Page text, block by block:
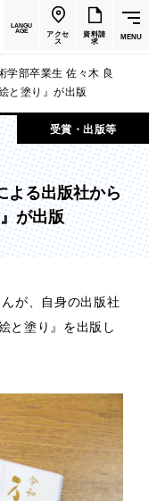
LANGU
AGE
アクセ
ス
資料請
求
MENU
学部卒業生 佐々木 良
と塗り』が出版
受賞・出版等
よる出版社から
が出版
が、自身の出版社
と塗り』を出版し